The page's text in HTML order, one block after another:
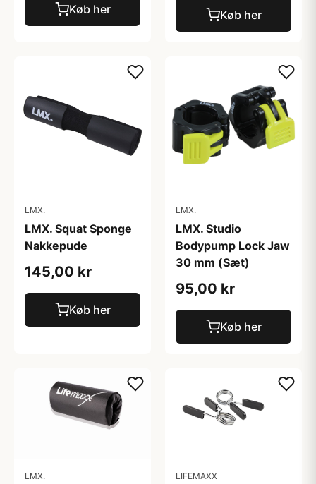
Køb her Køb her
LMX.
LMX. Squat Sponge
Nakkepude
145,00 kr
Køb her
LMX.
LMX. Studio
Bodypump Lock Jaw
30 mm (Sæt)
95,00 kr
Køb her
LMX. LIFEMAXX